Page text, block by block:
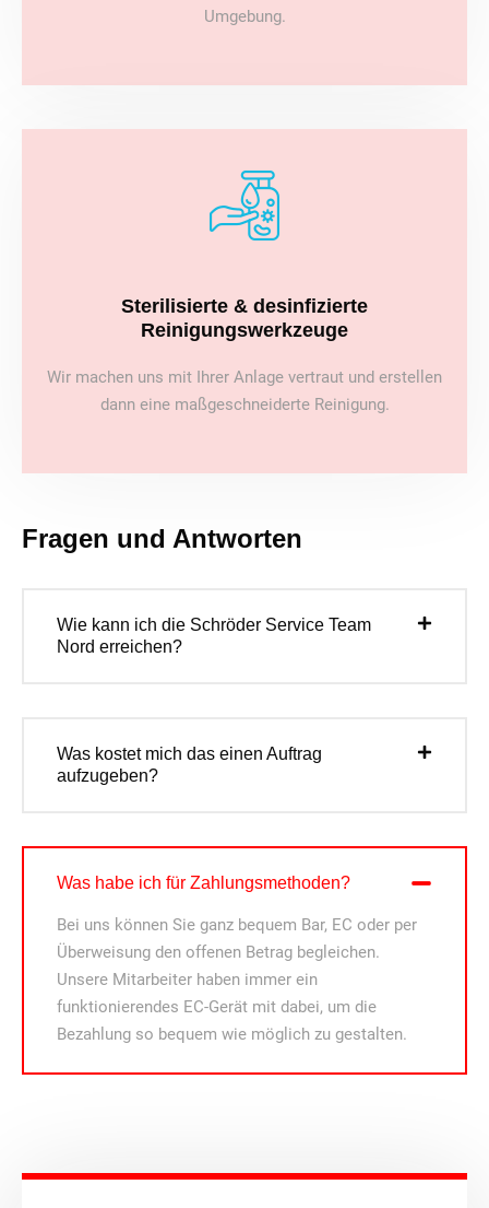
Umgebung.
Sterilisierte & desinfizierte
Reinigungswerkzeuge
Wir machen uns mit Ihrer Anlage vertraut und erstellen
dann eine maßgeschneiderte Reinigung.
Fragen und Antworten
Wie kann ich die Schröder Service Team
Nord erreichen?
Was kostet mich das einen Auftrag
aufzugeben?
Was habe ich für Zahlungsmethoden?
Bei uns können Sie ganz bequem Bar, EC oder per
Überweisung den offenen Betrag begleichen.
Unsere Mitarbeiter haben immer ein
funktionierendes EC-Gerät mit dabei, um die
Bezahlung so bequem wie möglich zu gestalten.